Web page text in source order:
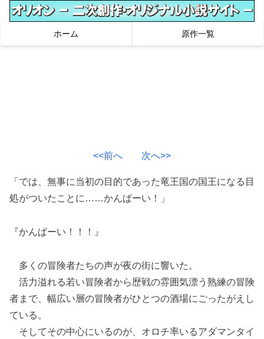
ホーム 原作一覧
<<前へ 次へ>>
「では、無事に当初の目的であった竜王国の国王になる目
処がついたことに……かんぱーい！」
『かんぱーい！！！』
多くの冒険者たちの声が夜の街に響いた。
活力溢れる若い冒険者から歴戦の雰囲気漂う熟練の冒険
者まで、幅広い層の冒険者がひとつの酒場にごったがえし
ている。
そしてその中心にいるのが、オロチ率いるアダマンタイ